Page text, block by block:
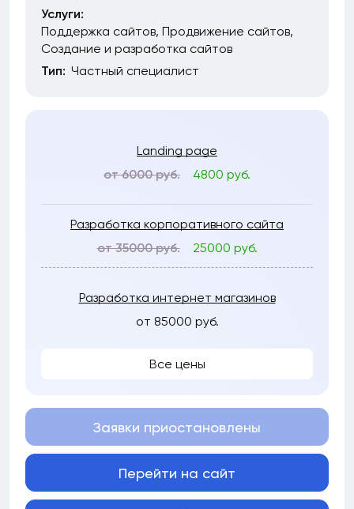
Услуги:
Поддержка сайтов Продвижение сайтов
Создание и разработка сайтов
Тип: Частный специалист
Landing page
от 6000 руб.
4800 руб.
Разработка корпоративного сайта
от 35000 руб.
25000 руб.
Разработка интернет магазинов
от 85000 руб.
Все цены
Заявки приостановлены
Перейти на сайт